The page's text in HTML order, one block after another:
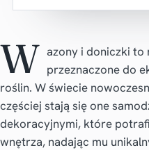
W azony i doniczki to
przeznaczone do
roślin. W świecie
częściej stają się one
dekoracyjnymi, które
wnętrza, nadając mu